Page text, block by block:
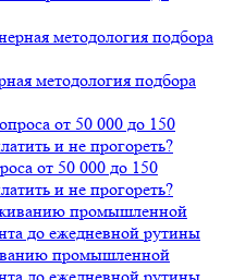
методология подбора
от 50 000 до 150
и не прогореть?
промышленной